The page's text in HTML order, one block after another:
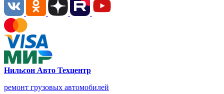
Нильсон Авто Техцентр
ремонт грузовых автомобилей